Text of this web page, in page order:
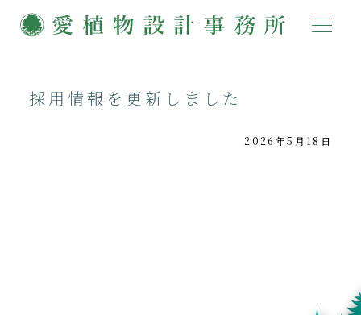
採用情報を更新しました
2026年5月18日